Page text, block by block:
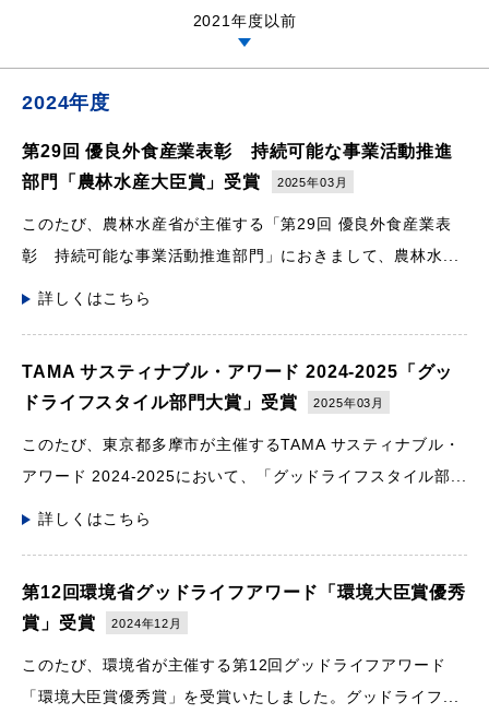
2021年度以前
2024年度
第29回 優良外食産業表彰 持続可能な事業活動推進
部門「農林水産大臣賞」受賞
2025年03月
このたび、農林水産省が主催する「第29回 優良外食産業表
彰 持続可能な事業活動推進部門」におきまして、農林水...
詳しくはこちら
TAMA サスティナブル・アワード 2024-2025「グッ
ドライフスタイル部門大賞」受賞
2025年03月
このたび、東京都多摩市が主催するTAMA サスティナブル・
アワード 2024-2025において、「グッドライフスタイル部...
詳しくはこちら
第12回環境省グッドライフアワード「環境大臣賞優秀
賞」受賞
2024年12月
このたび、環境省が主催する第12回グッドライフアワード
「環境大臣賞優秀賞」を受賞いたしました。グッドライフ...